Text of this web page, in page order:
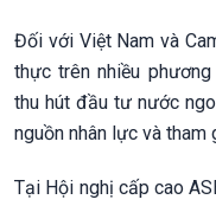
Đối với Việt Nam và
thực trên nhiều
thu hút đầu tư nước
nguồn nhân lực và tham
Tại Hội nghị cấp cao